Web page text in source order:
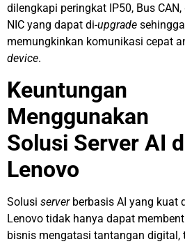
dilengkapi peringkat IP50, Bus CAN,
NIC yang dapat di-upgrade sehingga
memungkinkan komunikasi cepat
device.
Keuntungan
Menggunakan
Solusi Server AI
Lenovo
Solusi server berbasis AI yang kuat
Lenovo tidak hanya dapat
bisnis mengatasi tantangan digital,